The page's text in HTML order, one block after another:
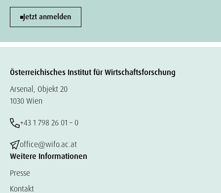
Jetzt anmelden
Österreichisches Institut für Wirtschaftsforschung
Arsenal, Objekt 20
1030 Wien
+43 1 798 26 01 – 0
office@wifo.ac.at
Weitere Informationen
Presse
Kontakt